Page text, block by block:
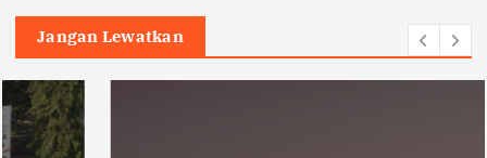
Jangan Lewatkan